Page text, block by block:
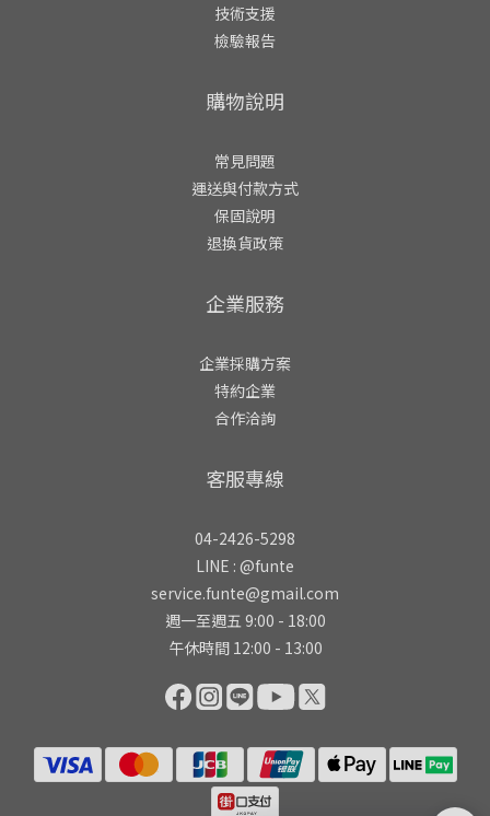
技術支援
檢驗報告
購物說明
常見問題
運送與付款方式
保固說明
退換貨政策
企業服務
企業採購方案
特約企業
合作洽詢
客服專線
04-2426-5298
LINE : @funte
service.funte@gmail.com
週一至週五 9:00 - 18:00
午休時間 12:00 - 13:00